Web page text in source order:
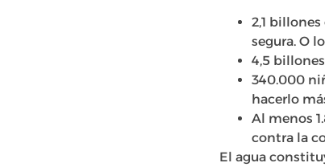
2,1
segura. O
4,5
340.000
hacerlo
Al menos
contra la
El agua